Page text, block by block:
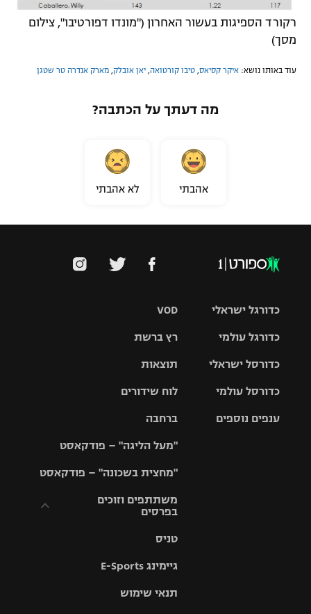
רקורד הספיגות בעשור האחרון ("מונדו דפורטיבו", צילום
מסך)
עוד באותו נושא: איקר קסיאס טיבו קורטואה יאן אובלק מארק אנדרה טר שטגן
מה דעתך על הכתבה?
אהבתי לא אהבתי
VOD
רץ ברשת
תוצאות
לוח שידורים
ברחבה
"מעל הליגה" – פודקאסט
"מחצית בשכונה" – פודקאסט
משתתפים וזוכים
בפרסים
וזוכים בפרסים
תקנון עבור פעילות
טניס
גיימינג E-Sports
תנאי שימוש
כדורגל ישראלי
גביע הטוטו
כדורגל עולמי
האלופות
ליגה
כדורסל ישראלי
סל
כדורסל עולמי
ענפים נוספים